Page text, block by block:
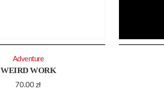
WEIRD WORK
70.00 zł
Adventure